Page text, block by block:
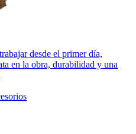
desde el primer día,
en la obra, durabilidad y una